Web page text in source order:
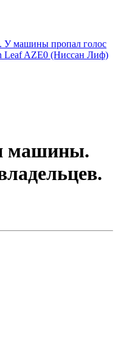
У машины пропал голос
Leaf AZE0 (Ниссан Лиф)
машины.